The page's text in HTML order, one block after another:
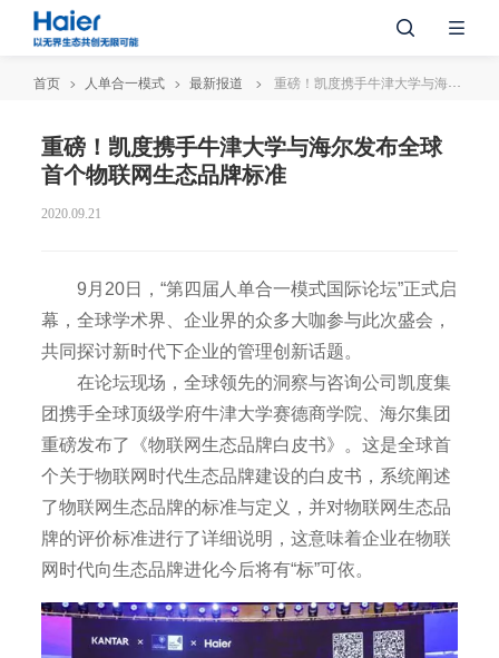
首页 人单合一模式 最新报道 重磅！凯度携手牛津大学与海尔发布全球首个物联网生态品牌标准
重磅！凯度携手牛津大学与海尔发布全球
首个物联网生态品牌标准
2020.09.21
9月20日，“第四届人单合一模式国际论坛”正式启
幕，全球学术界、企业界的众多大咖参与此次盛会，
共同探讨新时代下企业的管理创新话题。
在论坛现场，全球领先的洞察与咨询公司凯度集
团携手全球顶级学府牛津大学赛德商学院、海尔集团
重磅发布了《物联网生态品牌白皮书》。这是全球首
个关于物联网时代生态品牌建设的白皮书，系统阐述
了物联网生态品牌的标准与定义，并对物联网生态品
牌的评价标准进行了详细说明，这意味着企业在物联
网时代向生态品牌进化今后将有“标”可依。